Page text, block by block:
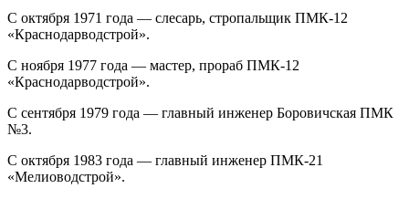
С октября 1971 года — слесарь, стропальщик ПМК-12
«Краснодарводстрой».
С ноября 1977 года — мастер, прораб ПМК-12
«Краснодарводстрой».
С сентября 1979 года — главный инженер Боровичская ПМК
№3.
С октября 1983 года — главный инженер ПМК-21
«Мелиоводстрой».